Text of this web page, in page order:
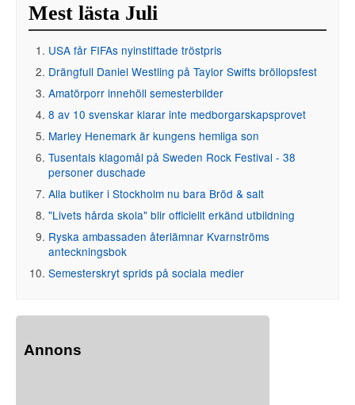
Mest lästa Juli
USA får FIFAs nyinstiftade tröstpris
Drängfull Daniel Westling på Taylor Swifts bröllopsfest
Amatörporr innehöll semesterbilder
8 av 10 svenskar klarar inte medborgarskapsprovet
Marley Henemark är kungens hemliga son
Tusentals klagomål på Sweden Rock Festival - 38
personer duschade
Alla butiker i Stockholm nu bara Bröd & salt
"Livets hårda skola" blir officiellt erkänd utbildning
Ryska ambassaden återlämnar Kvarnströms
anteckningsbok
Semesterskryt sprids på sociala medier
Annons